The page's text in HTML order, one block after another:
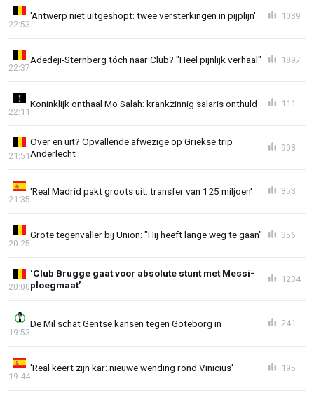
'Antwerp niet uitgeshopt: twee versterkingen in pijplijn'
22:53
1039
Adedeji-Sternberg tóch naar Club? "Heel pijnlijk verhaal"
22:37
1897
Koninklijk onthaal Mo Salah: krankzinnig salaris onthuld
22:11
111
Over en uit? Opvallende afwezige op Griekse trip
Anderlecht
21:51
908
'Real Madrid pakt groots uit: transfer van 125 miljoen'
21:35
353
Grote tegenvaller bij Union: "Hij heeft lange weg te gaan"
20:25
356
‘Club Brugge gaat voor absolute stunt met Messi-
ploegmaat’
20:00
1234
De Mil schat Gentse kansen tegen Göteborg in
19:53
241
'Real keert zijn kar: nieuwe wending rond Vinicius'
19:44
195